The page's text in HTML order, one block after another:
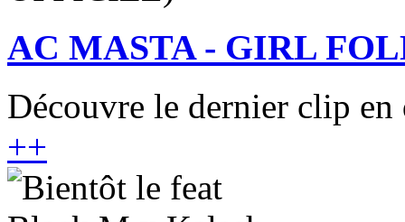
AC MASTA - GIRL
Découvre le dernier clip
++